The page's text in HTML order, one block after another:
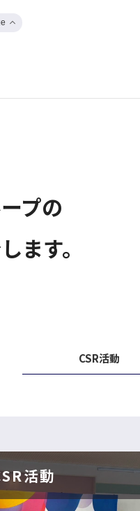
プの
ます。
CSR活動
活動